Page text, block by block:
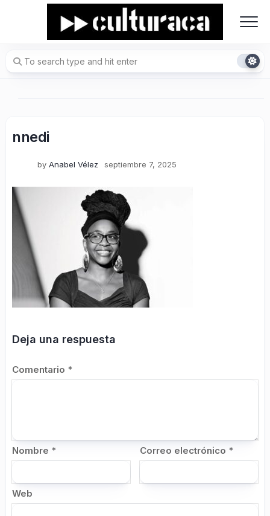
nnedi
by Anabel Vélez septiembre 7, 2025
Deja una respuesta
Comentario *
Nombre * Correo electrónico *
Web